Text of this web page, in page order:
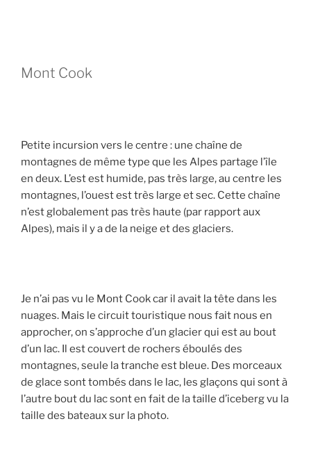
Mont Cook
Petite incursion vers le centre : une chaîne de
montagnes de même type que les Alpes partage l’île
en deux. L’est est humide, pas très large, au centre les
montagnes, l’ouest est très large et sec. Cette chaîne
n’est globalement pas très haute (par rapport aux
Alpes), mais il y a de la neige et des glaciers.
Je n’ai pas vu le Mont Cook car il avait la tête dans les
nuages. Mais le circuit touristique nous fait nous en
approcher, on s’approche d’un glacier qui est au bout
d’un lac. Il est couvert de rochers éboulés des
montagnes, seule la tranche est bleue. Des morceaux
de glace sont tombés dans le lac, les glaçons qui sont à
l’autre bout du lac sont en fait de la taille d’iceberg vu la
taille des bateaux sur la photo.